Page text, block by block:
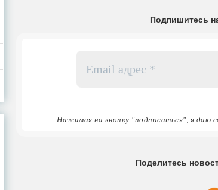
Подпишитесь
адрес
Нажимая на кнопку "подписаться", я даю
Поделитесь